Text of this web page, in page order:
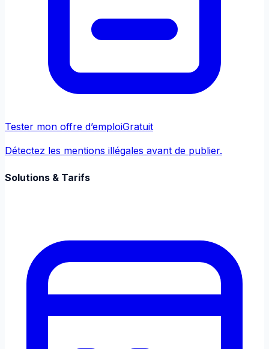
Tester mon offre d’emploiGratuit
Détectez les mentions illégales avant de publier.
Solutions & Tarifs